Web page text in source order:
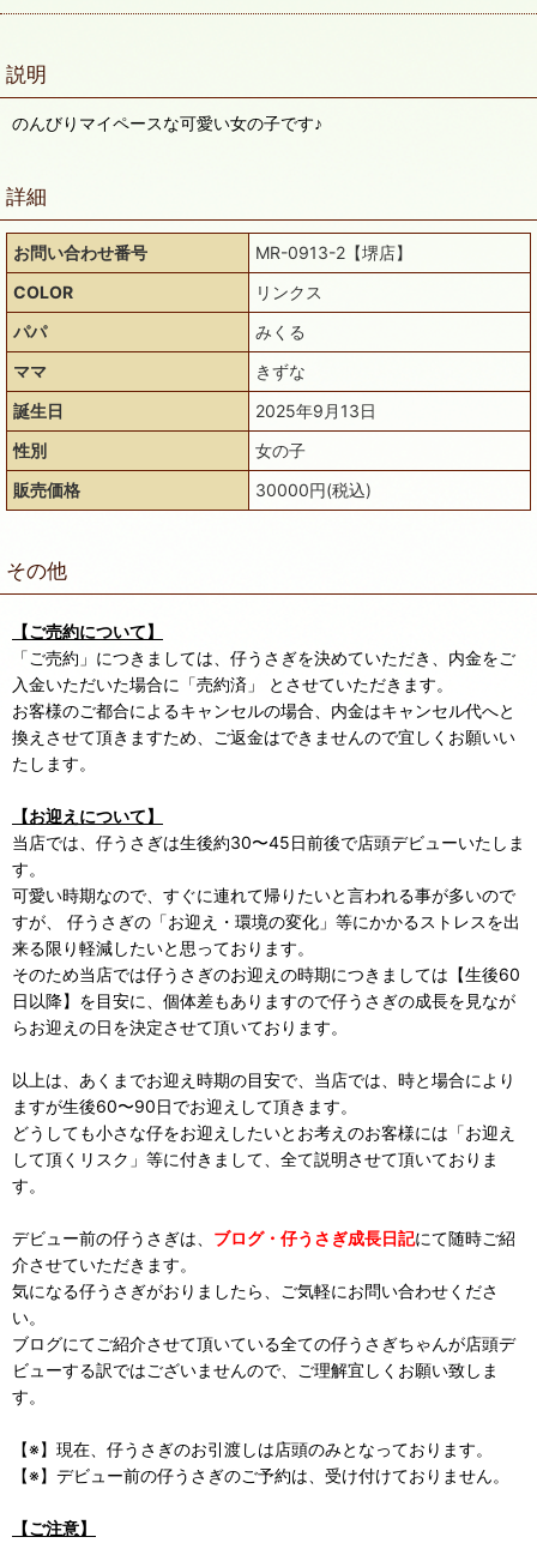
説明
のんびりマイペースな可愛い女の子です♪
詳細
お問い合わせ番号
MR-0913-2【堺店】
COLOR
リンクス
パパ
みくる
ママ
きずな
誕生日
2025年9月13日
性別
女の子
販売価格
30000円(税込)
その他
【ご売約について】
「ご売約」につきましては、仔うさぎを決めていただき、内金をご
入金いただいた場合に「売約済」 とさせていただきます。
お客様のご都合によるキャンセルの場合、内金はキャンセル代へと
換えさせて頂きますため、ご返金はできませんので宜しくお願いい
たします。
【お迎えについて】
当店では、仔うさぎは生後約30〜45日前後で店頭デビューいたしま
す。
可愛い時期なので、すぐに連れて帰りたいと言われる事が多いので
すが、 仔うさぎの「お迎え・環境の変化」等にかかるストレスを出
来る限り軽減したいと思っております。
そのため当店では仔うさぎのお迎えの時期につきましては【生後60
日以降】を目安に、個体差もありますので仔うさぎの成長を見なが
らお迎えの日を決定させて頂いております。
以上は、あくまでお迎え時期の目安で、当店では、時と場合により
ますが生後60〜90日でお迎えして頂きます。
どうしても小さな仔をお迎えしたいとお考えのお客様には「お迎え
して頂くリスク」等に付きまして、全て説明させて頂いておりま
す。
デビュー前の仔うさぎは、 ブログ・仔うさぎ成長日記にて随時ご紹
介させていただきます。
気になる仔うさぎがおりましたら、ご気軽にお問い合わせくださ
い。
ブログにてご紹介させて頂いている全ての仔うさぎちゃんが店頭デ
ビューする訳ではございませんので、ご理解宜しくお願い致しま
す。
【※】現在、仔うさぎのお引渡しは店頭のみとなっております。
【※】デビュー前の仔うさぎのご予約は、受け付けておりません。
【ご注意】